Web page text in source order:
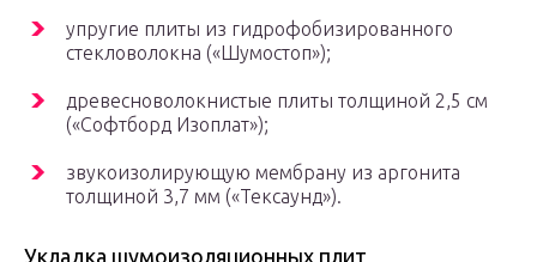
упругие плиты из гидрофобизированного
стекловолокна («Шумостоп»);
древесноволокнистые плиты толщиной 2,5 см
(«Софтборд Изоплат»);
звукоизолирующую мембрану из аргонита
толщиной 3,7 мм («Тексаунд»).
Укладка шумоизоляционных плит